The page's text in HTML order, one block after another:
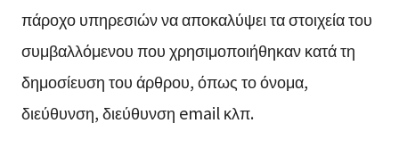
πάροχο υπηρεσιών να αποκαλύψει τα στοιχεία του
συμβαλλόμενου που χρησιμοποιήθηκαν κατά τη
δημοσίευση του άρθρου, όπως το όνομα,
διεύθυνση, διεύθυνση email κλπ.